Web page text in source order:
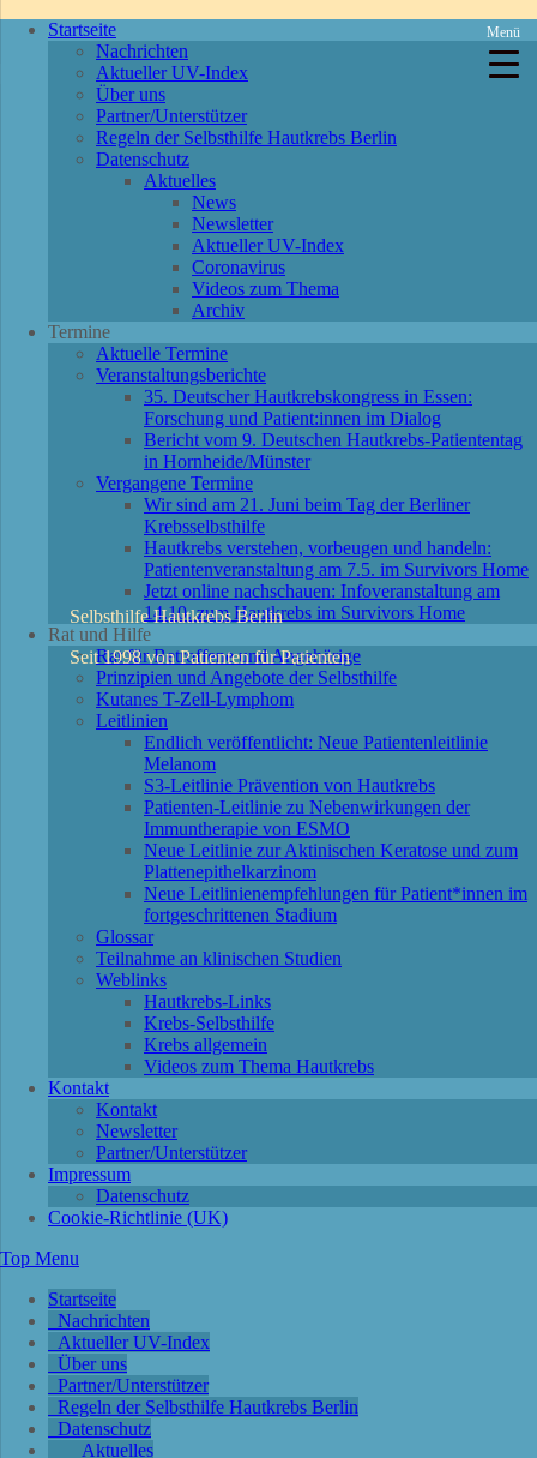
Startseite
Nachrichten
Aktueller UV-Index
Über uns
Partner/Unterstützer
Regeln der Selbsthilfe Hautkrebs Berlin
Datenschutz
Aktuelles
News
Newsletter
Aktueller UV-Index
Coronavirus
Videos zum Thema
Archiv
Termine
Aktuelle Termine
Veranstaltungsberichte
35. Deutscher Hautkrebskongress in Essen:
Forschung und Patient:innen im Dialog
Bericht vom 9. Deutschen Hautkrebs-Patiententag
in Hornheide/Münster
Vergangene Termine
Wir sind am 21. Juni beim Tag der Berliner
Krebsselbsthilfe
Hautkrebs verstehen, vorbeugen und handeln:
Patientenveranstaltung am 7.5. im Survivors Home
Jetzt online nachschauen: Infoveranstaltung am
14.10. zum Hautkrebs im Survivors Home
Rat und Hilfe
Rat für Betroffene und Angehörige
Prinzipien und Angebote der Selbsthilfe
Kutanes T-Zell-Lymphom
Leitlinien
Endlich veröffentlicht: Neue Patientenleitlinie
Melanom
S3-Leitlinie Prävention von Hautkrebs
Patienten-Leitlinie zu Nebenwirkungen der
Immuntherapie von ESMO
Neue Leitlinie zur Aktinischen Keratose und zum
Plattenepithelkarzinom
Neue Leitlinienempfehlungen für Patient*innen im
fortgeschrittenen Stadium
Glossar
Teilnahme an klinischen Studien
Weblinks
Hautkrebs-Links
Krebs-Selbsthilfe
Krebs allgemein
Videos zum Thema Hautkrebs
Kontakt
Kontakt
Newsletter
Partner/Unterstützer
Impressum
Datenschutz
Cookie-Richtlinie (UK)
Top Menu
Startseite
Nachrichten
Aktueller UV-Index
Über uns
Partner/Unterstützer
Regeln der Selbsthilfe Hautkrebs Berlin
Datenschutz
Aktuelles
Selbsthilfe Hautkrebs Berlin
Seit 1998 von Patienten für Patienten
Menü